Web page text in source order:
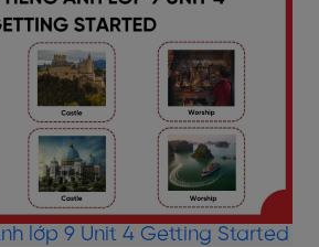
lớp 9 Unit 4 Getting Started